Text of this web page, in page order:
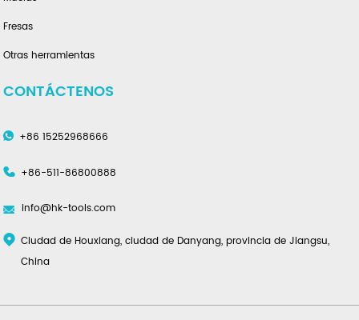
Fresas
Otras herramientas
CONTÁCTENOS
+86 15252968666
+86-511-86800888
info@hk-tools.com
Ciudad de Houxiang, ciudad de Danyang, provincia de Jiangsu,
China